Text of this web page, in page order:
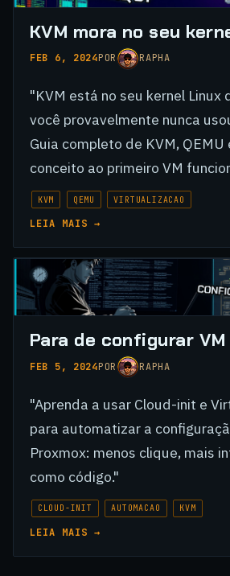
KVM mora no seu
FEB 6, 2024POR RAPHA
"KVM está no seu kernel Linux
você provavelmente nunca
Guia completo de KVM,
conceito ao primeiro VM
KVM QEMU VIRTUALIZACAO
LEIA MAIS →
Para de configurar VM
FEB 5, 2024POR RAPHA
"Aprenda a usar Cloud-init e
para automatizar a
Proxmox: menos clique, mais
como código."
CLOUD-INIT AUTOMACAO KVM
LEIA MAIS →